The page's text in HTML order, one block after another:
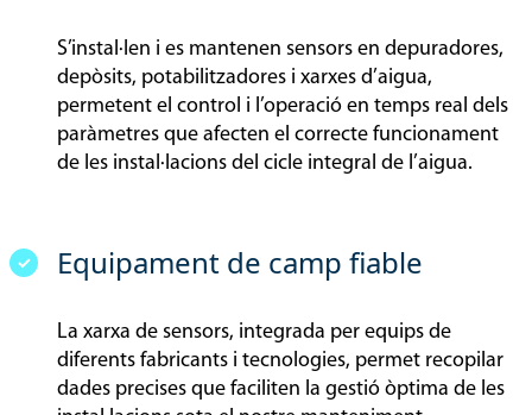
S’instal·len i es mantenen sensors en depuradores,
depòsits, potabilitzadores i xarxes d’aigua,
permetent el control i l’operació en temps real dels
paràmetres que afecten el correcte funcionament
de les instal·lacions del cicle integral de l’aigua.
Equipament de camp fiable
La xarxa de sensors, integrada per equips de
diferents fabricants i tecnologies, permet recopilar
dades precises que faciliten la gestió òptima de les